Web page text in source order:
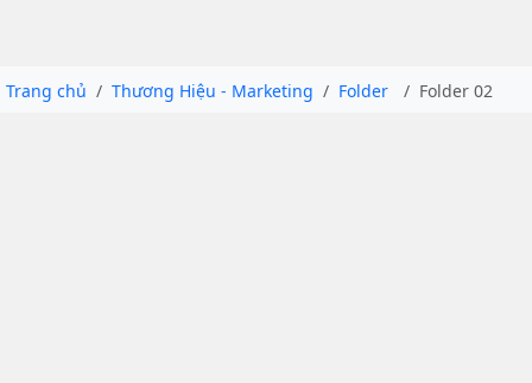
Trang chủ Thương Hiệu - Marketing Folder Folder 02